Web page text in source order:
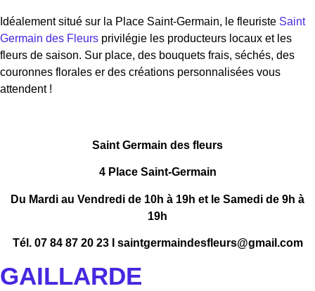
Idéalement situé sur la Place Saint-Germain, le fleuriste Saint
Germain des Fleurs privilégie les producteurs locaux et les
fleurs de saison. Sur place, des bouquets frais, séchés, des
couronnes florales er des créations personnalisées vous
attendent !
Saint Germain des fleurs
4 Place Saint-Germain
Du Mardi au Vendredi de 10h à 19h et le Samedi de 9h à
19h
Tél. 07 84 87 20 23 I saintgermaindesfleurs@gmail.com
GAILLARDE